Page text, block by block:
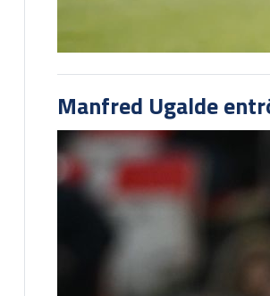
Manfred Ugalde